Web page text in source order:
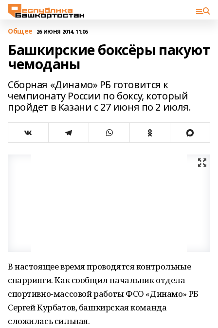
Общее 26 ИЮНЯ 2014, 11:06
Башкирские боксёры пакуют
чемоданы
Сборная «Динамо» РБ готовится к
чемпионату России по боксу, который
пройдет в Казани с 27 июня по 2 июля.
В настоящее время проводятся контрольные
спарринги. Как сообщил начальник отдела
спортивно-массовой работы ФСО «Динамо» РБ
Сергей Курбатов, башкирская команда
сложилась сильная.